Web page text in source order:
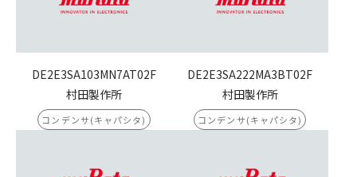
DE2E3SA103MN7AT02F
村田製作所
コンデンサ(キャパシタ)
DE2E3SA222MA3BT02F
村田製作所
コンデンサ(キャパシタ)